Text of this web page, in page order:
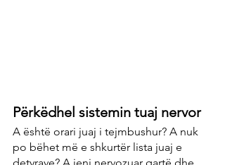
Përkëdhel sistemin tuaj nervor
A është orari juaj i tejmbushur? A nuk
po bëhet më e shkurtër lista juaj e